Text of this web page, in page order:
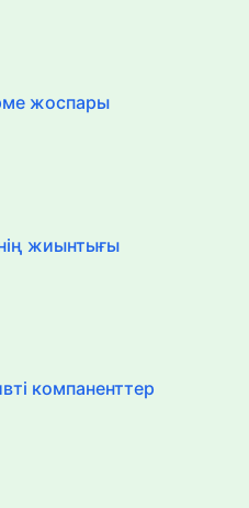
жоспары
жиынтығы
компаненттер